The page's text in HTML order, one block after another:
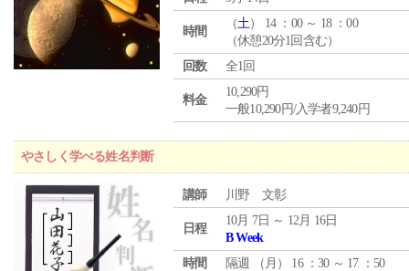
時間
（土） 14 ：00 ～ 18 ：00
（休憩20分1回含む）
回数
全1回
料金
10,290円
一般10,290円/入学者9,240円
やさしく学べる姓名判断
講師 川野 文彰
日程
10月 7日 ～ 12月 16日
B Week
時間
隔週 （ 月 ） 16 ：30 ～ 17 ：50